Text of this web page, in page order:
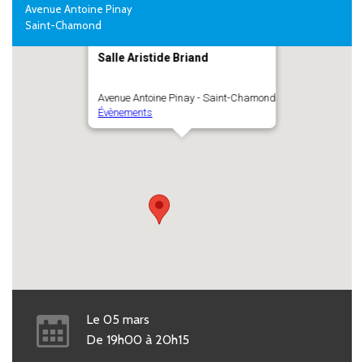
Avenue Antoine Pinay
Saint-Chamond
Salle Aristide Briand
Avenue Antoine Pinay - Saint-Chamond
Évènements
Le05 mars
De 19h00 à 20h15